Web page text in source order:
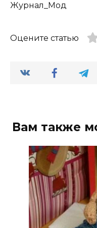
Журнал_Мод
Оцените статью
Вам также